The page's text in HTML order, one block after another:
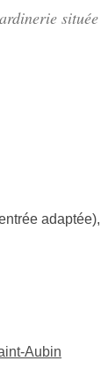
située
adaptée),
Aubin